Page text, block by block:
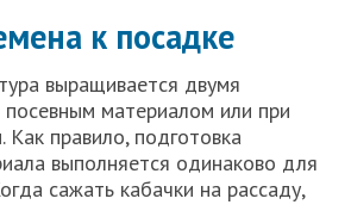
к посадке
выращивается двумя
материалом или при
правило, подготовка
выполняется одинаково для
сажать кабачки на рассаду,